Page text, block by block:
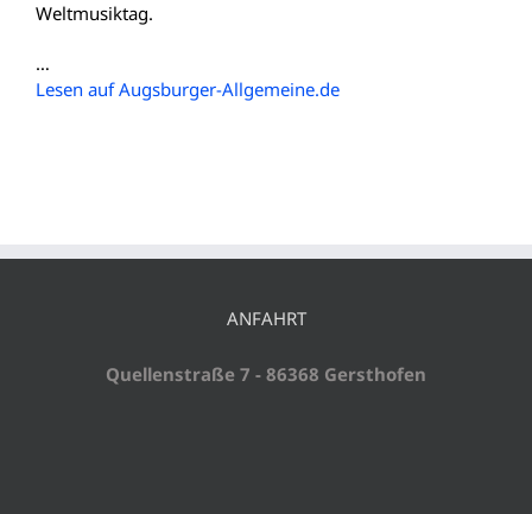
Weltmusiktag.
…
Lesen auf Augsburger-Allgemeine.de
ANFAHRT
Quellenstraße 7 - 86368 Gersthofen